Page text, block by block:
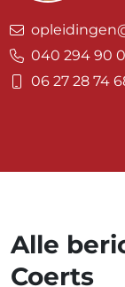
040 294 90
06 27 28 74
Alle
Coerts